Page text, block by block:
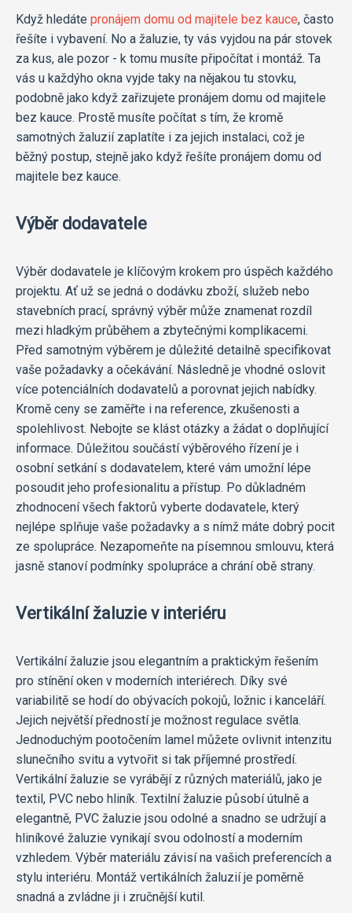
Když hledáte pronájem domu od majitele bez kauce, často
řešíte i vybavení. No a žaluzie, ty vás vyjdou na pár stovek
za kus, ale pozor - k tomu musíte připočítat i montáž. Ta
vás u každýho okna vyjde taky na nějakou tu stovku,
podobně jako když zařizujete pronájem domu od majitele
bez kauce. Prostě musíte počítat s tím, že kromě
samotných žaluzií zaplatíte i za jejich instalaci, což je
běžný postup, stejně jako když řešíte pronájem domu od
majitele bez kauce.
Výběr dodavatele
Výběr dodavatele je klíčovým krokem pro úspěch každého
projektu. Ať už se jedná o dodávku zboží, služeb nebo
stavebních prací, správný výběr může znamenat rozdíl
mezi hladkým průběhem a zbytečnými komplikacemi.
Před samotným výběrem je důležité detailně specifikovat
vaše požadavky a očekávání. Následně je vhodné oslovit
více potenciálních dodavatelů a porovnat jejich nabídky.
Kromě ceny se zaměřte i na reference, zkušenosti a
spolehlivost. Nebojte se klást otázky a žádat o doplňující
informace. Důležitou součástí výběrového řízení je i
osobní setkání s dodavatelem, které vám umožní lépe
posoudit jeho profesionalitu a přístup. Po důkladném
zhodnocení všech faktorů vyberte dodavatele, který
nejlépe splňuje vaše požadavky a s nímž máte dobrý pocit
ze spolupráce. Nezapomeňte na písemnou smlouvu, která
jasně stanoví podmínky spolupráce a chrání obě strany.
Vertikální žaluzie v interiéru
Vertikální žaluzie jsou elegantním a praktickým řešením
pro stínění oken v moderních interiérech. Díky své
variabilitě se hodí do obývacích pokojů, ložnic i kanceláří.
Jejich největší předností je možnost regulace světla.
Jednoduchým pootočením lamel můžete ovlivnit intenzitu
slunečního svitu a vytvořit si tak příjemné prostředí.
Vertikální žaluzie se vyrábějí z různých materiálů, jako je
textil, PVC nebo hliník. Textilní žaluzie působí útulně a
elegantně, PVC žaluzie jsou odolné a snadno se udržují a
hliníkové žaluzie vynikají svou odolností a moderním
vzhledem. Výběr materiálu závisí na vašich preferencích a
stylu interiéru. Montáž vertikálních žaluzií je poměrně
snadná a zvládne ji i zručnější kutil.